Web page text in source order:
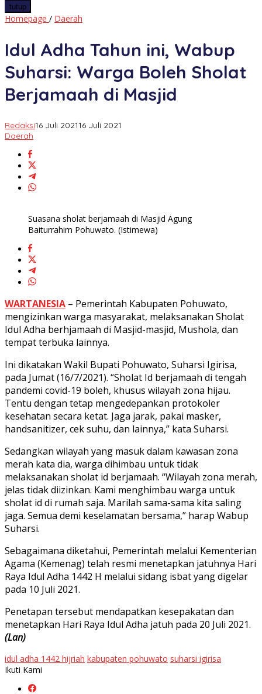
tutup
Homepage / Daerah
ini,
Suharsi:
Boleh
di
Idul Adha Tahun ini, Wabup
Suharsi: Warga Boleh Sholat
Berjamaah di Masjid
Redaksi16 Juli 202116 Juli 2021
Daerah
Suasana sholat berjamaah di Masjid Agung
Baiturrahim Pohuwato. (Istimewa)
WARTANESIA – Pemerintah Kabupaten Pohuwato,
mengizinkan warga masyarakat, melaksanakan Sholat
Idul Adha berhjamaah di Masjid-masjid, Mushola, dan
tempat terbuka lainnya.
Ini dikatakan Wakil Bupati Pohuwato, Suharsi Igirisa,
pada Jumat (16/7/2021). “Sholat Id berjamaah di tengah
pandemi covid-19 boleh, khusus wilayah zona hijau.
Tentu dengan tetap mengedepankan protokoler
kesehatan secara ketat. Jaga jarak, pakai masker,
handsanitizer, cek suhu, dan lainnya,” kata Suharsi.
Sedangkan wilayah yang masuk dalam kawasan zona
merah kata dia, warga dihimbau untuk tidak
melaksanakan sholat id berjamaah. “Wilayah zona merah,
jelas tidak diizinkan. Kami menghimbau warga untuk
sholat id di rumah saja. Marilah sama-sama kita saling
jaga. Semua demi keselamatan bersama,” harap Wabup
Suharsi.
Sebagaimana diketahui, Pemerintah melalui Kementerian
Agama (Kemenag) telah resmi menetapkan jatuhnya Hari
Raya Idul Adha 1442 H melalui sidang isbat yang digelar
pada 10 Juli 2021.
Penetapan tersebut mendapatkan kesepakatan dan
menetapkan Hari Raya Idul Adha jatuh pada 20 Juli 2021.
(Lan)
idul adha 1442 hijriah kabupaten pohuwato suharsi igirisa
Ikuti Kami